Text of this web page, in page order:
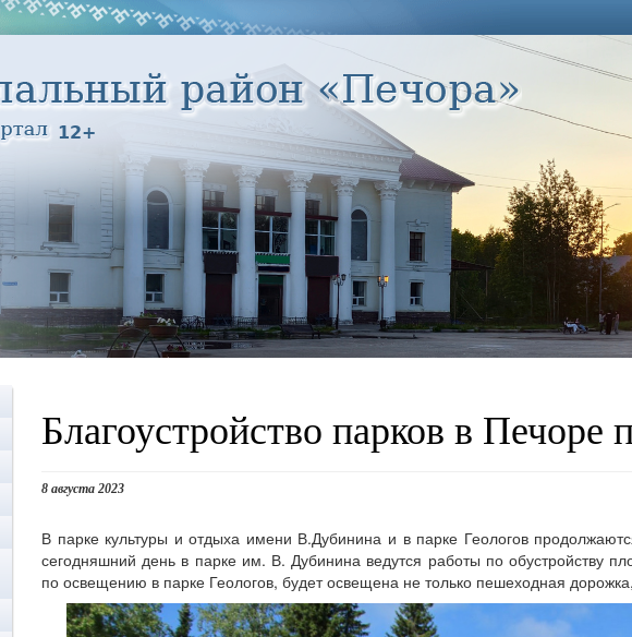
Благоустройство парков в Печоре
8 августа 2023
В парке культуры и отдыха имени В.Дубинина и в парке Геологов
сегодняшний день в парке им. В. Дубинина ведутся работы по обустройству
по освещению в парке Геологов, будет освещена не только пешеходная